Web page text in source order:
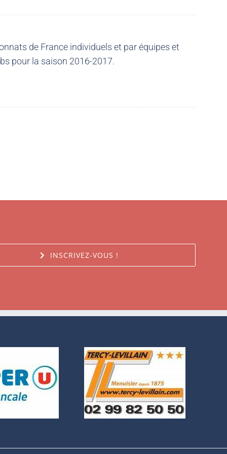
de France individuels et par équipes et
pour la saison 2016-2017.
INSCRIVEZ-VOUS !